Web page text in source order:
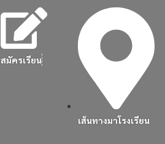
สมัครเรียน
เส้นทางมาโรงเรียน